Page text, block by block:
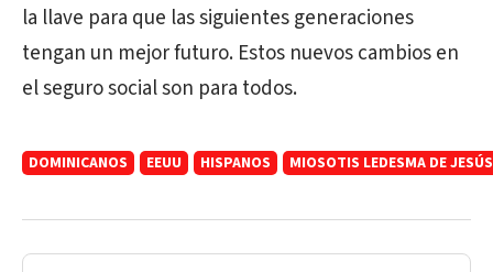
la llave para que las siguientes generaciones
tengan un mejor futuro. Estos nuevos cambios en
el seguro social son para todos.
DOMINICANOS EEUU HISPANOS MIOSOTIS LEDESMA DE JESÚS